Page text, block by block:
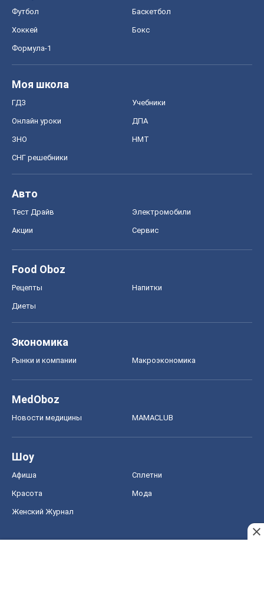
Футбол Баскетбол
Хоккей Бокс
Формула-1
Моя школа
ГДЗ Учебники
Онлайн уроки ДПА
ЗНО НМТ
СНГ решебники
Авто
Тест Драйв Электромобили
Акции Сервис
Food Oboz
Рецепты Напитки
Диеты
Экономика
Рынки и компании Mакроэкономика
MedOboz
Новости медицины MAMACLUB
Шоу
Афиша Сплетни
Красота Мода
Женский Журнал